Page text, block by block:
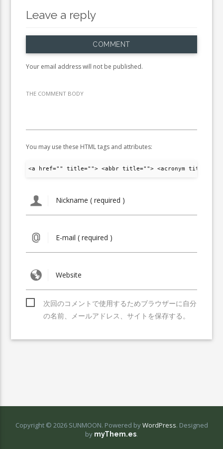
Leave a reply
COMMENT
Your email address will not be published.
THE COMMENT BODY
You may use these HTML tags and attributes:
<a href="" title=""> <abbr title=""> <acronym title="">
次回のコメントで使用するためブラウザーに自分
の名前、メールアドレス、サイトを保存する。
Copyright © 2026 SUNMOON. Powered byWordPress. Designed
by myThem.es.